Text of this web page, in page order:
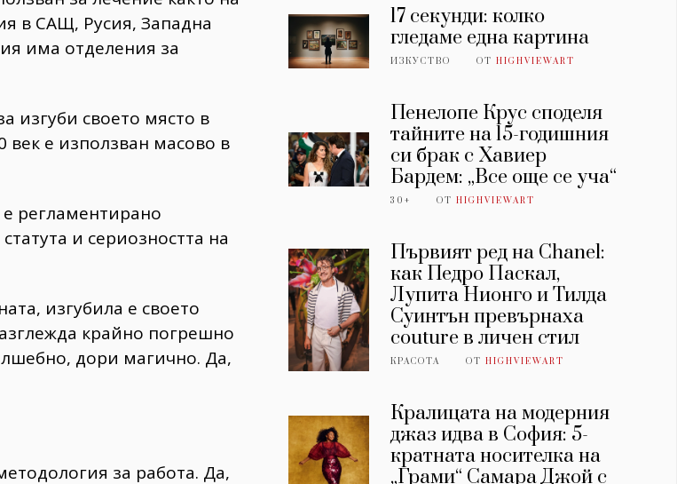
в САЩ, Русия, Западна
има отделения за
изгуби своето място в
век е използван масово в
регламентирано
и сериозността на
изгубила е своето
крайно погрешно
дори магично. Да,
за работа. Да,
17 секунди: колко
гледаме една картина
ИЗКУСТВО ОТHIGHVIEWART
Пенелопе Крус споделя
тайните на 15-годишния
си брак с Хавиер
Бардем: „Все още се уча“
30+ ОТHIGHVIEWART
Първият ред на Chanel:
как Педро Паскал,
Лупита Нионго и Тилда
Суинтън превърнаха
couture в личен стил
КРАСОТА ОТHIGHVIEWART
Кралицата на модерния
джаз идва в София: 5-
кратната носителка на
„Грами“ Самара Джой с